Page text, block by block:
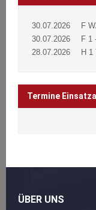
30.07.2026
F
30.07.2026
F 1
28.07.2026
H 1
Termine
ÜBER UNS